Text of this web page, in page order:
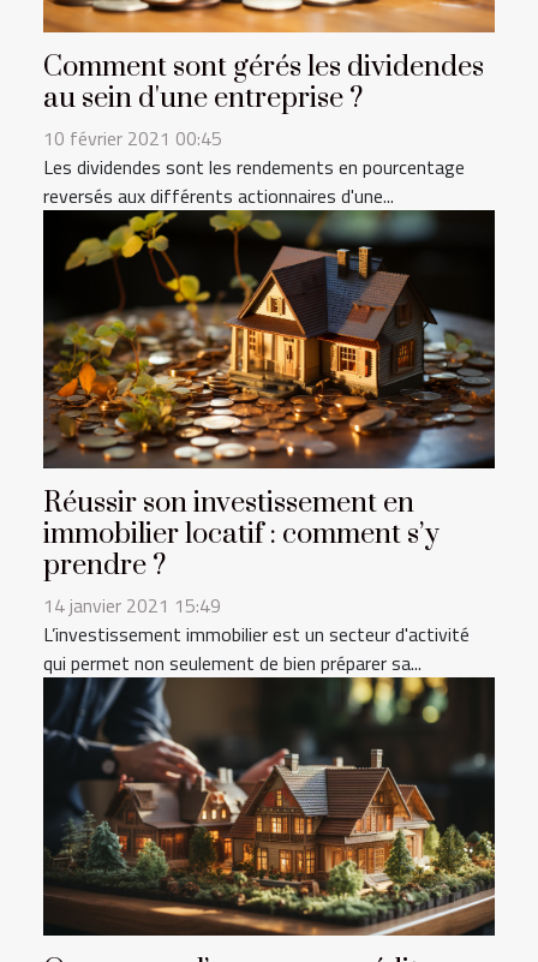
Comment sont gérés les dividendes
au sein d'une entreprise ?
10 février 2021 00:45
Les dividendes sont les rendements en pourcentage
reversés aux différents actionnaires d'une...
Réussir son investissement en
immobilier locatif : comment s’y
prendre ?
14 janvier 2021 15:49
L’investissement immobilier est un secteur d'activité
qui permet non seulement de bien préparer sa...